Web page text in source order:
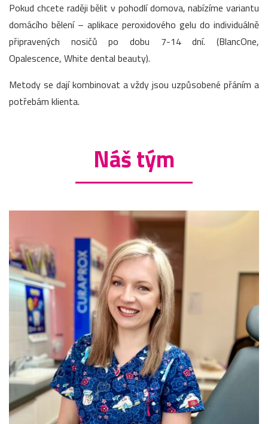
Pokud chcete raději bělit v pohodlí domova, nabízíme variantu
domácího bělení – aplikace peroxidového gelu do individuálně
připravených nosičů po dobu 7-14 dní. (BlancOne,
Opalescence, White dental beauty).
Metody se dají kombinovat a vždy jsou uzpůsobené přáním a
potřebám klienta.
Náš tým